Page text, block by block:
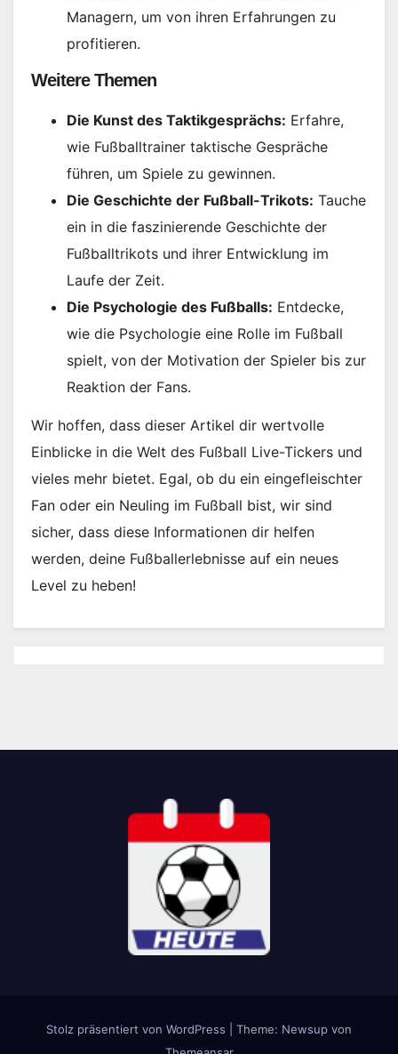
Managern, um von ihren Erfahrungen zu
profitieren.
Weitere Themen
Die Kunst des Taktikgesprächs: Erfahre,
wie Fußballtrainer taktische Gespräche
führen, um Spiele zu gewinnen.
Die Geschichte der Fußball-Trikots: Tauche
ein in die faszinierende Geschichte der
Fußballtrikots und ihrer Entwicklung im
Laufe der Zeit.
Die Psychologie des Fußballs: Entdecke,
wie die Psychologie eine Rolle im Fußball
spielt, von der Motivation der Spieler bis zur
Reaktion der Fans.
Wir hoffen, dass dieser Artikel dir wertvolle
Einblicke in die Welt des Fußball Live-Tickers und
vieles mehr bietet. Egal, ob du ein eingefleischter
Fan oder ein Neuling im Fußball bist, wir sind
sicher, dass diese Informationen dir helfen
werden, deine Fußballerlebnisse auf ein neues
Level zu heben!
Stolz präsentiert von WordPress
Theme: Newsup von